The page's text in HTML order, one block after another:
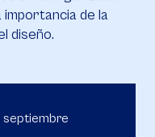
importancia de la
diseño.
septiembre